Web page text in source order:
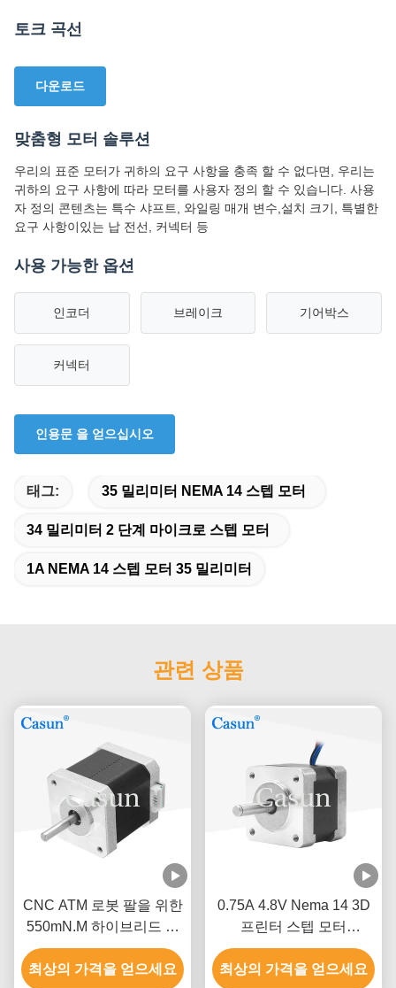
토크 곡선
다운로드
맞춤형 모터 솔루션
우리의 표준 모터가 귀하의 요구 사항을 충족 할 수 없다면, 우리는
귀하의 요구 사항에 따라 모터를 사용자 정의 할 수 있습니다. 사용
자 정의 콘텐츠는 특수 샤프트, 와일링 매개 변수,설치 크기, 특별한
요구 사항이있는 납 전선, 커넥터 등
사용 가능한 옵션
인코더 브레이크 기어박스
커넥터
인용문 을 얻으십시오
태그: 35 밀리미터 NEMA 14 스텝 모터
34 밀리미터 2 단계 마이크로 스텝 모터
1A NEMA 14 스텝 모터 35 밀리미터
관련 상품
CNC ATM 로봇 팔을 위한
550mN.M 하이브리드 스
텝 모터 1.5A 4.2V 스테핑
모터
최상의 가격을 얻으세요
0.75A 4.8V Nema 14 3D
프린터 스텝 모터
35x35mm 230mN.M
최상의 가격을 얻으세요